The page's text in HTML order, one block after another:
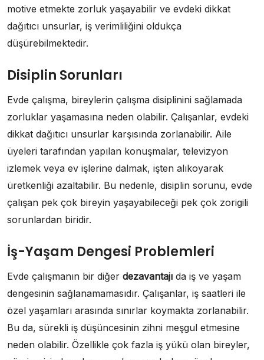
motive etmekte zorluk yaşayabilir ve evdeki dikkat
dağıtıcı unsurlar, iş verimliliğini oldukça
düşürebilmektedir.
Disiplin Sorunları
Evde çalışma, bireylerin çalışma disiplinini sağlamada
zorluklar yaşamasına neden olabilir. Çalışanlar, evdeki
dikkat dağıtıcı unsurlar karşısında zorlanabilir. Aile
üyeleri tarafından yapılan konuşmalar, televizyon
izlemek veya ev işlerine dalmak, işten alıkoyarak
üretkenliği azaltabilir. Bu nedenle, disiplin sorunu, evde
çalışan pek çok bireyin yaşayabileceği pek çok zorigili
sorunlardan biridir.
İş-Yaşam Dengesi Problemleri
Evde çalışmanın bir diğer dezavantajı da iş ve yaşam
dengesinin sağlanamamasıdır. Çalışanlar, iş saatleri ile
özel yaşamları arasında sınırlar koymakta zorlanabilir.
Bu da, sürekli iş düşüncesinin zihni meşgul etmesine
neden olabilir. Özellikle çok fazla iş yükü olan bireyler,